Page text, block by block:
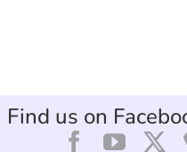
Find us on